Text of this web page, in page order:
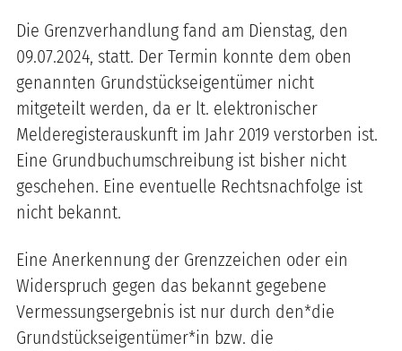
Die Grenzverhandlung fand am Dienstag, den
09.07.2024, statt. Der Termin konnte dem oben
genannten Grundstückseigentümer nicht
mitgeteilt werden, da er lt. elektronischer
Melderegisterauskunft im Jahr 2019 verstorben ist.
Eine Grundbuchumschreibung ist bisher nicht
geschehen. Eine eventuelle Rechtsnachfolge ist
nicht bekannt.
Eine Anerkennung der Grenzzeichen oder ein
Widerspruch gegen das bekannt gegebene
Vermessungsergebnis ist nur durch den*die
Grundstückseigentümer*in bzw. die